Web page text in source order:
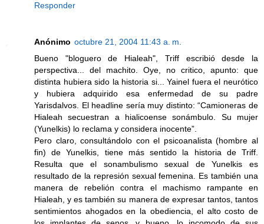
Responder
Anónimo octubre 21, 2004 11:43 a. m.
Bueno "bloguero de Hialeah", Triff escribió desde la
perspectiva... del machito. Oye, no critico, apunto: que
distinta hubiera sido la historia si... Yainel fuera el neurótico
y hubiera adquirido esa enfermedad de su padre
Yarisdalvos. El headline sería muy distinto: “Camioneras de
Hialeah secuestran a hialicoense sonámbulo. Su mujer
(Yunelkis) lo reclama y considera inocente”.
Pero claro, consultándolo con el psicoanalista (hombre al
fin) de Yunelkis, tiene más sentido la historia de Triff.
Resulta que el sonambulismo sexual de Yunelkis es
resultado de la represión sexual femenina. Es también una
manera de rebelión contra el machismo rampante en
Hialeah, y es también su manera de expresar tantos, tantos
sentimientos ahogados en la obediencia, el alto costo de